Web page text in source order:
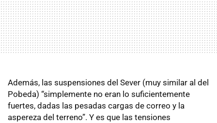
Además, las suspensiones del Sever (muy similar al del
Pobeda) “simplemente no eran lo suficientemente
fuertes, dadas las pesadas cargas de correo y la
aspereza del terreno”. Y es que las tensiones